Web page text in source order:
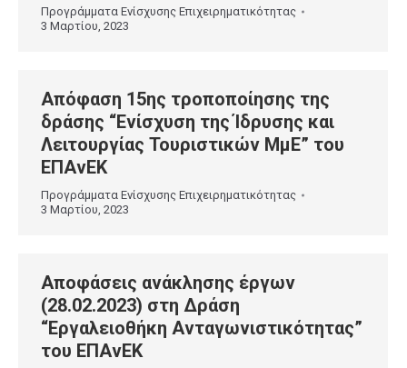
Προγράμματα Ενίσχυσης Επιχειρηματικότητας
3 Μαρτίου, 2023
Απόφαση 15ης τροποποίησης της
δράσης “Ενίσχυση της Ίδρυσης και
Λειτουργίας Τουριστικών ΜμΕ” του
ΕΠΑνΕΚ
Προγράμματα Ενίσχυσης Επιχειρηματικότητας
3 Μαρτίου, 2023
Αποφάσεις ανάκλησης έργων
(28.02.2023) στη Δράση
“Εργαλειοθήκη Ανταγωνιστικότητας”
του ΕΠΑνΕΚ